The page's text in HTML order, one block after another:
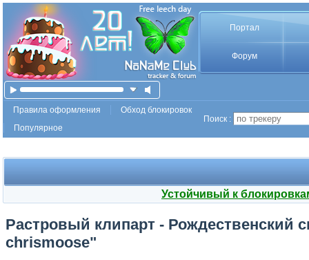
Портал
Форум
Правила оформления
Обход блокировок
Популярное
Поиск :
Устойчивый к
Растровый клипарт - Рождественский
chrismoose"